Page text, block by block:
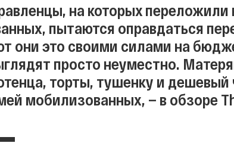
на которых переложили
пытаются оправдаться
они это своими силами на
просто неуместно.
торты, тушенку и дешевый
мобилизованных, — в обзоре